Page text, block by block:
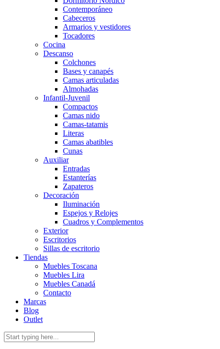
Contemporáneo
Cabeceros
Armarios y vestidores
Tocadores
Cocina
Descanso
Colchones
Bases y canapés
Camas articuladas
Almohadas
Infantil-Juvenil
Compactos
Camas nido
Camas-tatamis
Literas
Camas abatibles
Cunas
Auxiliar
Entradas
Estanterías
Zapateros
Decoración
Iluminación
Espejos y Relojes
Cuadros y Complementos
Exterior
Escritorios
Sillas de escritorio
Tiendas
Muebles Toscana
Muebles Lira
Muebles Canadá
Contacto
Marcas
Blog
Outlet